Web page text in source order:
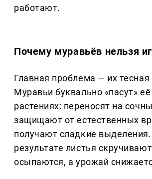
работают.
Почему муравьёв нельзя
Главная проблема — их тесная
Муравьи буквально «пасут» её
растениях: переносят на
защищают от естественных
получают сладкие
результате листья
осыпаются, а урожай